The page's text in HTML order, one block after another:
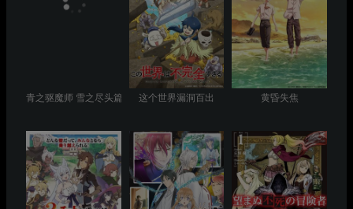
青之驱魔师 雪之尽头篇 这个世界漏洞百出 黄昏失焦